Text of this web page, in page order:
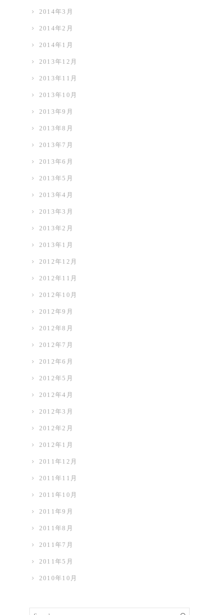
2014年3月
2014年2月
2014年1月
2013年12月
2013年11月
2013年10月
2013年9月
2013年8月
2013年7月
2013年6月
2013年5月
2013年4月
2013年3月
2013年2月
2013年1月
2012年12月
2012年11月
2012年10月
2012年9月
2012年8月
2012年7月
2012年6月
2012年5月
2012年4月
2012年3月
2012年2月
2012年1月
2011年12月
2011年11月
2011年10月
2011年9月
2011年8月
2011年7月
2011年5月
2010年10月